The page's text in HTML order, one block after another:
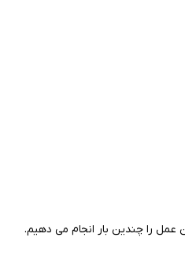
عمل را چندین بار انجام می دهیم.